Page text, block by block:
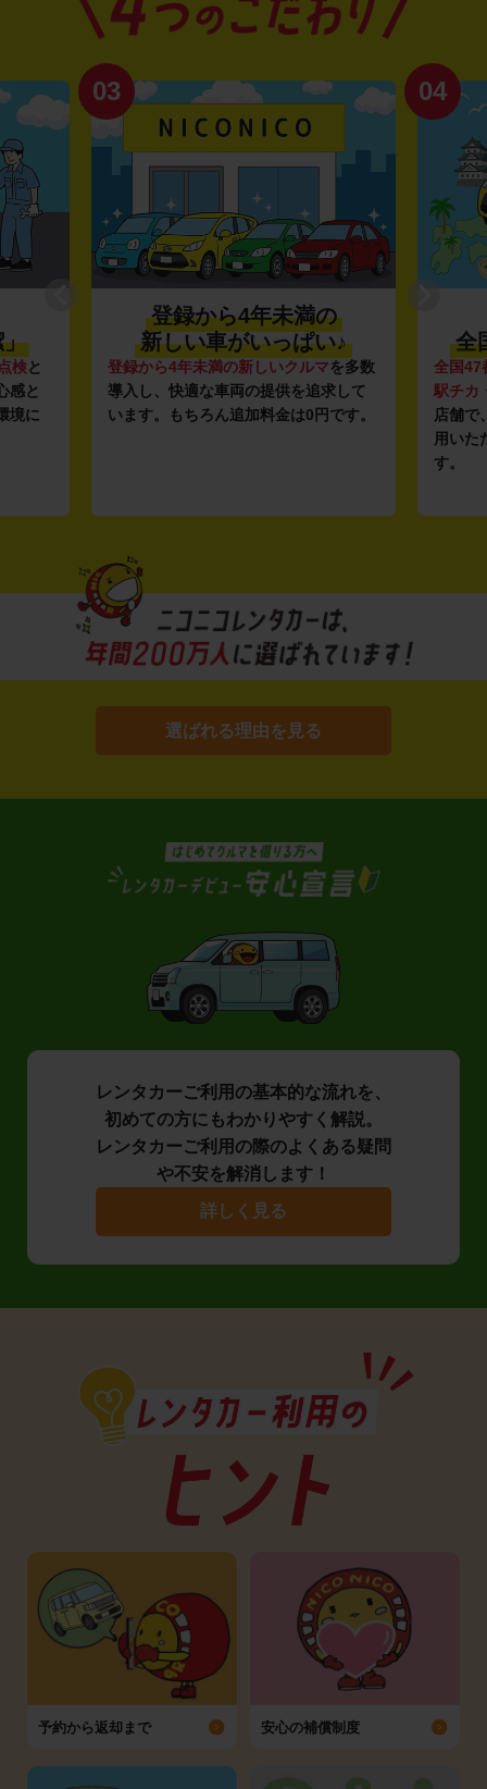
」
検と
感と
境に
03
登録から4年未満の
新しい車がいっぱい♪
登録から4年未満の新しいクルマを多数
導入し、快適な車両の提供を追求して
います。もちろん追加料金は0円です。
04
全
全国47
駅チカ
店舗で
用いた
す。
選ばれる理由を見る
レンタカーご利用の基本的な流れを、
初めての方にもわかりやすく解説。
レンタカーご利用の際のよくある疑問
や不安を解消します！
詳しく見る
予約から返却まで 安心の補償制度